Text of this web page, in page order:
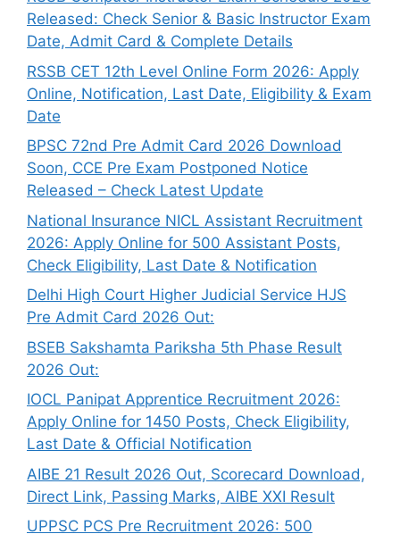
Released: Check Senior & Basic Instructor Exam
Date, Admit Card & Complete Details
RSSB CET 12th Level Online Form 2026: Apply
Online, Notification, Last Date, Eligibility & Exam
Date
BPSC 72nd Pre Admit Card 2026 Download
Soon, CCE Pre Exam Postponed Notice
Released – Check Latest Update
National Insurance NICL Assistant Recruitment
2026: Apply Online for 500 Assistant Posts,
Check Eligibility, Last Date & Notification
Delhi High Court Higher Judicial Service HJS
Pre Admit Card 2026 Out:
BSEB Sakshamta Pariksha 5th Phase Result
2026 Out:
IOCL Panipat Apprentice Recruitment 2026:
Apply Online for 1450 Posts, Check Eligibility,
Last Date & Official Notification
AIBE 21 Result 2026 Out, Scorecard Download,
Direct Link, Passing Marks, AIBE XXI Result
UPPSC PCS Pre Recruitment 2026: 500